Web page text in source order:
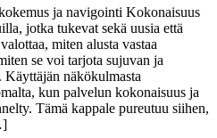
ja navigointi Kokonaisuus
jotka tukevat sekä uusia että
miten alusta vastaa
se voi tarjota sujuvan ja
näkökulmasta
kun palvelun kokonaisuus ja
Tämä kappale pureutuu siihen,